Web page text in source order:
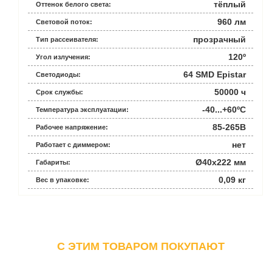
Оттенок белого света: тёплый
Световой поток: 960 лм
Тип рассеивателя: прозрачный
Угол излучения: 120º
Светодиоды: 64 SMD Epistar
Срок службы: 50000 ч
Температура эксплуатации: -40...+60ºС
Рабочее напряжение: 85-265В
Работает с диммером: нет
Габариты: Ø40x222 мм
Вес в упаковке: 0,09 кг
C ЭТИМ ТОВАРОМ ПОКУПАЮТ